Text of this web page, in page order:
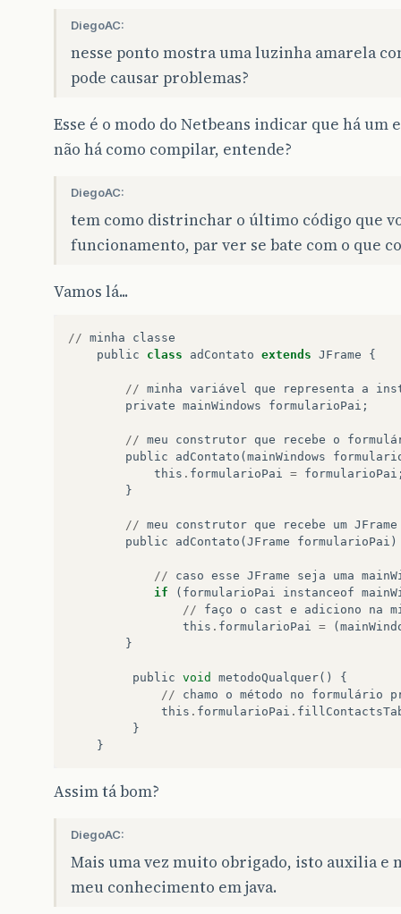
DiegoAC:
nesse ponto mostra uma luzinha amarela
pode causar problemas?
Esse é o modo do Netbeans indicar que há
não há como compilar, entende?
DiegoAC:
tem como distrinchar o último código que
funcionamento, par ver se bate com o que
Vamos lá...
// minha
classe
public
class adContato extends JFrame {
// minha variável que representa a
private mainWindows formularioPai ;
// meu construtor que recebe o
public
adContato ( mainWindows
this . formularioPai = formularioPai
}
// meu construtor que recebe um JFrame
public
adContato ( JFrame formularioPai )
// caso esse JFrame seja uma
if
( formularioPai instanceof
//
faço o cast e adiciono na
this . formularioPai = (
}
public void metodoQualquer()
{
//
chamo o método no formulário
this . formularioPai .
}
}
Assim tá bom?
DiegoAC:
Mais uma vez muito obrigado, isto auxilia
meu conhecimento em java.